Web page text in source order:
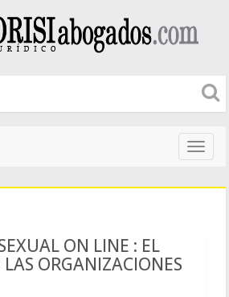
ON LINE : EL
LAS ORGANIZACIONES